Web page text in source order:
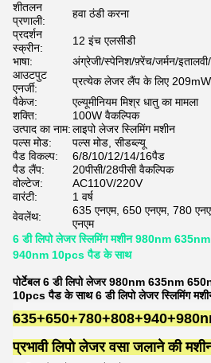
शीतलन
प्रणाली:
हवा ठंडी करना
प्रदर्शन
स्क्रीन:
12 इंच एलसीडी
भाषा:
अंग्रेजी/स्पेनिश/फ़्रेंच/जर्मन/इतालवी/
आउटपुट
एनर्जी:
प्रत्येक लेजर लैंप के लिए 209mW
पैकेज:
एल्यूमीनियम मिश्र धातु का मामला
शक्ति:
100W वैकल्पिक
उत्पाद का नाम:लाइपो लेजर स्लिमिंग मशीन
पल्स मोड:
पल्स मोड, सीडब्ल्यू
पैड विकल्प:
6/8/10/12/14/16पैड
पैड लैंप:
20पीसी/28पीसी वैकल्पिक
वोल्टेज:
AC110V/220V
वारंटी:
1 वर्ष
वेवलेंथ:
635 एनएम, 650 एनएम, 780
एनएम
6 डी लिपो लेजर स्लिमिंग मशीन 980nm
940nm 10pcs पैड के साथ
पोर्टेबल 6 डी लिपो लेजर 980nm 635nm
10pcs पैड के साथ 6 डी लिपो लेजर स्लिमिंग
प्रभावी लिपो लेजर वसा जलाने की